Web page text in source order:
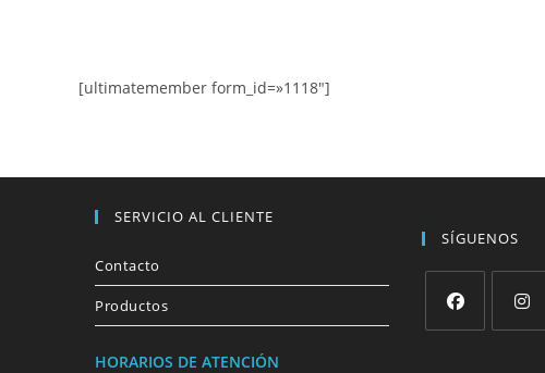
[ultimatemember form_id=»1118″]
SERVICIO AL CLIENTE
Contacto
Productos
HORARIOS DE ATENCIÓN
SÍGUENOS